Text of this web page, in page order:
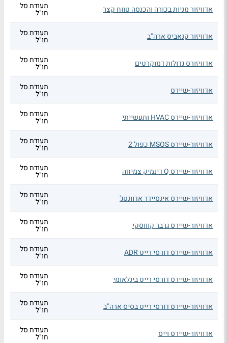
אדוויזור מניות בכורה והכנסה טווח קצר תעודת סל
חו"ל
אדוויזור קנאביס ארה"ב תעודת סל
חו"ל
אדוויזורס גדולות דמוקרטים תעודת סל
חו"ל
אדוויזור-שיירס תעודת סל
חו"ל
אדוויזור-שיירס HVAC ותעשייתי תעודת סל
חו"ל
אדוויזור-שיירס MSOS כפול 2 תעודת סל
חו"ל
אדוויזור-שיירס Q דינמיק צמיחה תעודת סל
חו"ל
אדוויזור-שיירס אינסיידר אדוונטג' תעודת סל
חו"ל
אדוויזור-שיירס גרבר קוווסקי תעודת סל
חו"ל
אדוויזור-שיירס דורסי רייט ADR תעודת סל
חו"ל
אדוויזור-שיירס דורסי רייט בינלאומי תעודת סל
חו"ל
אדוויזור-שיירס דורסי רייט בסיס ארה"ב תעודת סל
חו"ל
אדוויזור-שיירס וייס תעודת סל
חו"ל